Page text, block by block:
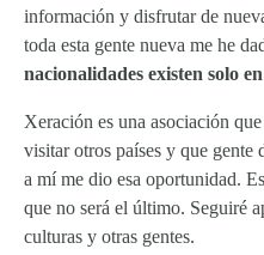
información y disfrutar de
toda esta gente nueva me he
nacionalidades existen solo
Xeración es una asociación
visitar otros países y que gente
a mí me dio esa oportunidad.
que no será el último. Seguiré
culturas y otras gentes.